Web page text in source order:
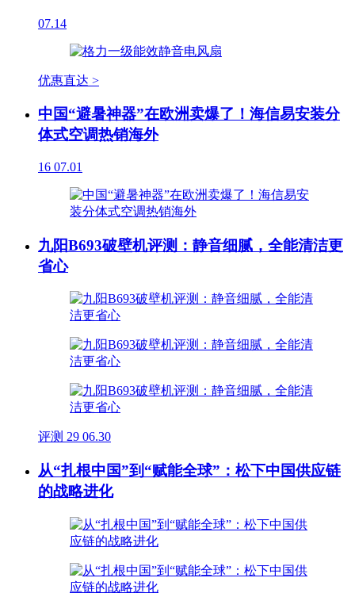
07.14
优惠直达 >
中国“避暑神器”在欧洲卖爆了！海信易安装分
体式空调热销海外
16 07.01
九阳B693破壁机评测：静音细腻，全能清洁更
省心
评测 29 06.30
从“扎根中国”到“赋能全球”：松下中国供应链
的战略进化